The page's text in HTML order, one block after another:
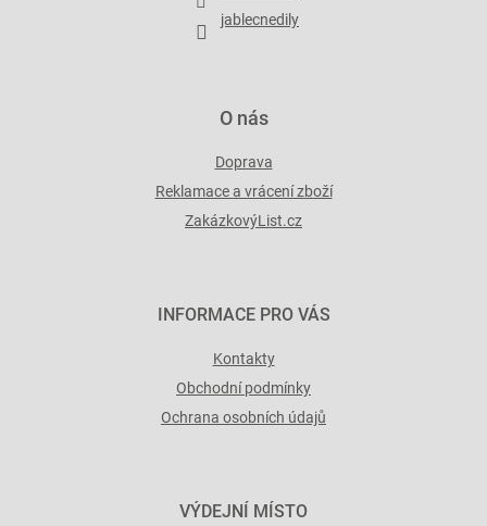
jablecnedily
O nás
Doprava
Reklamace a vrácení zboží
ZakázkovýList.cz
INFORMACE PRO VÁS
Kontakty
Obchodní podmínky
Ochrana osobních údajů
VÝDEJNÍ MÍSTO